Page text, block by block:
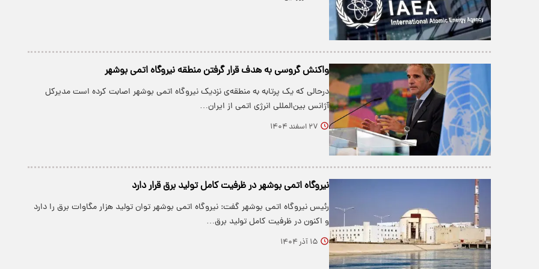
واکنش گروسی به هدف قرار گرفتن منطقه نیروگاه اتمی بوشهر
درحالی که یک پرتابه به منطقه‌ی نزدیک نیروگاه اتمی بوشهر اصابت کرده است مدیرکل
آژانس بین‌المللی انرژی اتمی از ایران…
۲۷ اسفند ۱۴۰۴
نیروگاه اتمی بوشهر در ظرفیت کامل تولید برق قرار دارد
رئیس نیروگاه اتمی بوشهر گفت: نیروگاه اتمی بوشهر توان تولید هزار مگاوات برق را دارد
و اکنون در ظرفیت کامل تولید برق…
۱۵ آذر ۱۴۰۴